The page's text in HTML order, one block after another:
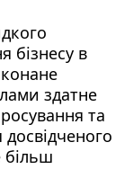
бізнесу в
здатне
та
більш